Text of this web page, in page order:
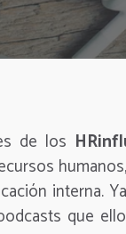
de los
interna.
que